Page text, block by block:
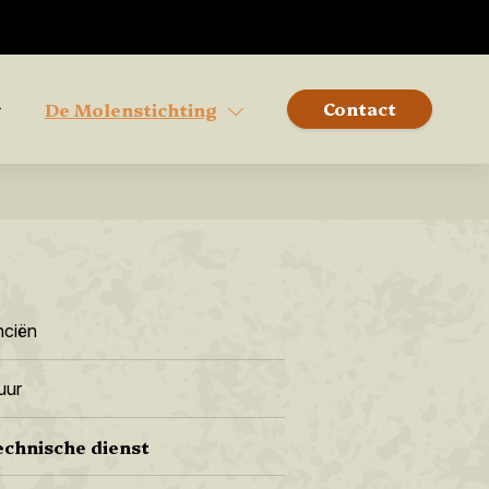
De Molenstichting Contact
dienst